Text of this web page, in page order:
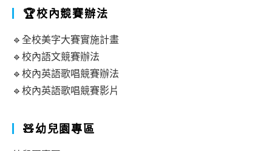
🏆校內競賽辦法
🔹全校美字大賽實施計畫
🔹校內語文競賽辦法
🔹校內英語歌唱競賽辦法
🔹校內英語歌唱競賽影片
🧸幼兒園專區